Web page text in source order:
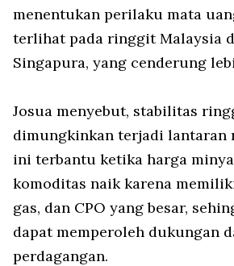
menentukan perilaku mata
terlihat pada ringgit Malaysia
Singapura, yang cenderung
Josua menyebut, stabilitas
dimungkinkan terjadi lantaran
ini terbantu ketika harga
komoditas naik karena
gas, dan CPO yang besar,
dapat memperoleh dukungan
perdagangan.